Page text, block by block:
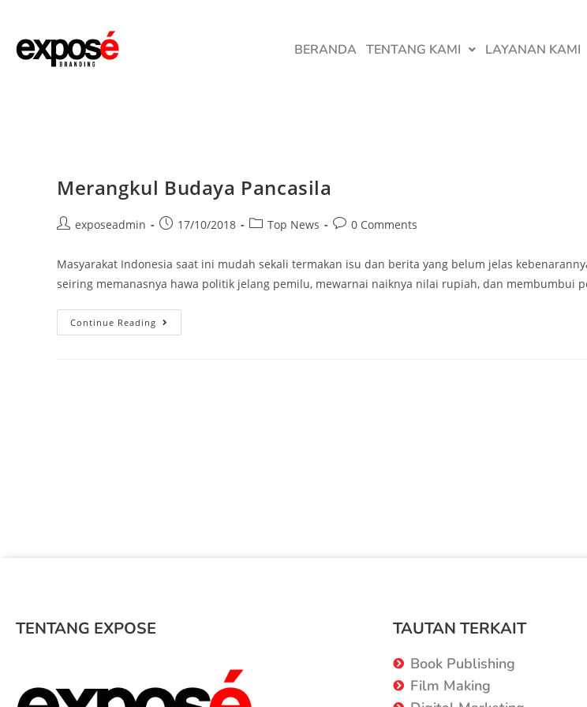
BERANDA TENTANG KAMI LAYANAN KAMI
Merangkul Budaya Pancasila
exposeadmin 17/10/2018 Top News 0 Comments
Masyarakat Indonesia saat ini mudah sekali termakan isu dan berita yang belum jelas
seiring memanasnya hawa politik jelang pemilu, mewarnai naiknya nilai rupiah, dan membumbui
Continue Reading
TENTANG EXPOSE TAUTAN TERKAIT
Book Publishing
Film Making